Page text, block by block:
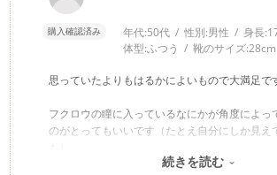
購入確認済み 年代:50代 性別:男性 身長:
体型:ふつう 靴のサイズ:28cm
思っていたよりもはるかによいもので大満足で
フクロウの瞳に入っているなにかが角度によっ
のがとってもいいです（たとえ自分にしか見え
続きを読む